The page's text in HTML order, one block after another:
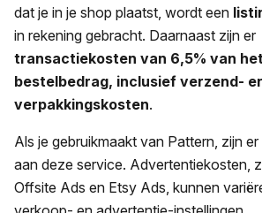
dat je in je shop plaatst, wordt een
in rekening gebracht. Daarnaast zijn er
transactiekosten van 6,5% van
bestelbedrag, inclusief verzend-
verpakkingskosten.
Als je gebruikmaakt van Pattern, zijn
aan deze service. Advertentiekosten,
Offsite Ads en Etsy Ads, kunnen